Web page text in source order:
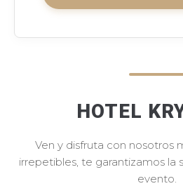
HOTEL
Ven y disfruta con nosotros
irrepetibles, te garantizamos la
evento.